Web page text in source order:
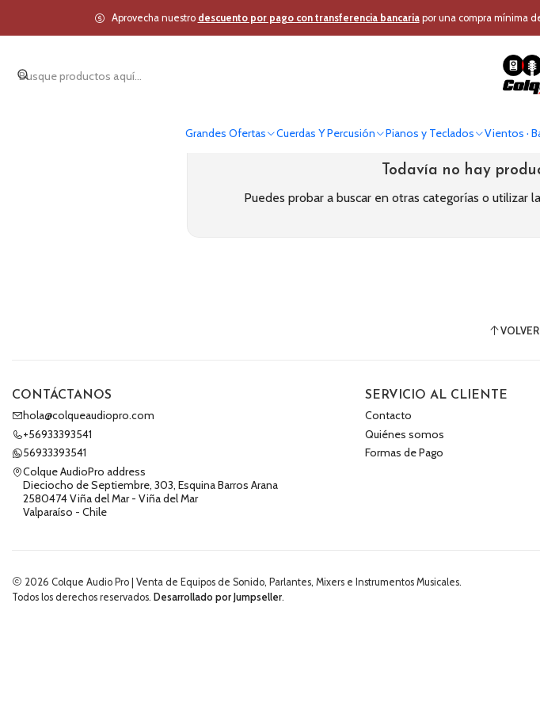
Grandes Ofertas Cuerdas Y Percusión Pianos y Teclados Vientos ·
Aprovecha nuestro descuento por pago con transferencia bancariapor una compra mínima
Inicio Estudio y Audio Pro Home
Todavía no hay
Puedes probar a buscar en otras categorías o utilizar
CONTÁCTANOS
hola@colqueaudiopro.com
+56933393541
56933393541
Colque AudioPro address
Dieciocho de Septiembre, 303, Esquina Barros Arana
2580474 Viña del Mar - Viña del Mar
Valparaíso - Chile
SERVICIO AL CLIENTE
Contacto
Quiénes somos
Formas de Pago
2026 Colque Audio Pro | Venta de Equipos de Sonido, Parlantes, Mixers e Instrumentos Musicales.
Todos los derechos reservados. Desarrollado por Jumpseller.